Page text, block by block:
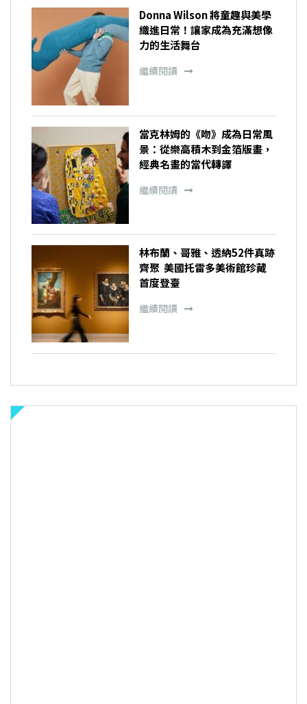
Donna Wilson 將童趣與美學
織進日常！讓家成為充滿想像
力的生活舞台
繼續閱讀
當克林姆的《吻》成為日常風
景：從樂高積木到金箔版畫，
經典名畫的當代轉譯
繼續閱讀
林布蘭、哥雅、透納52件真跡
齊聚 美國托雷多美術館珍藏
首度登臺
繼續閱讀